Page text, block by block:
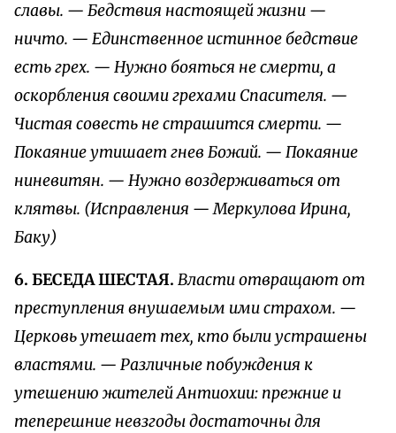
славы. — Бедствия настоящей жизни —
ничто. — Единственное истинное бедствие
есть грех. — Нужно бояться не смерти, а
оскорбления своими грехами Спасителя. —
Чистая совесть не страшится смерти. —
Покаяние утишает гнев Божий. — Покаяние
ниневитян. — Нужно воздерживаться от
клятвы. (Исправления — Меркулова Ирина,
Баку)
6. БЕСЕДА ШЕСТАЯ. Власти отвращают от
преступления внушаемым ими страхом. —
Церковь утешает тех, кто были устрашены
властями. — Различные побуждения к
утешению жителей Антиохии: прежние и
теперешние невзгоды достаточны для